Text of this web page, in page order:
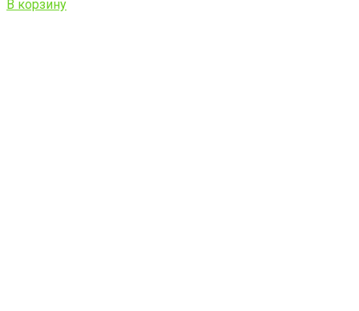
В корзину